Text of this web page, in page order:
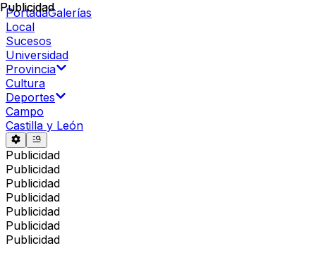
PortadaGalerías
Local
Sucesos
Universidad
Provincia
Cultura
Deportes
Campo
Castilla y León
Publicidad
Publicidad
Publicidad
Publicidad
Publicidad
Publicidad
Publicidad
Publicidad
Publicidad